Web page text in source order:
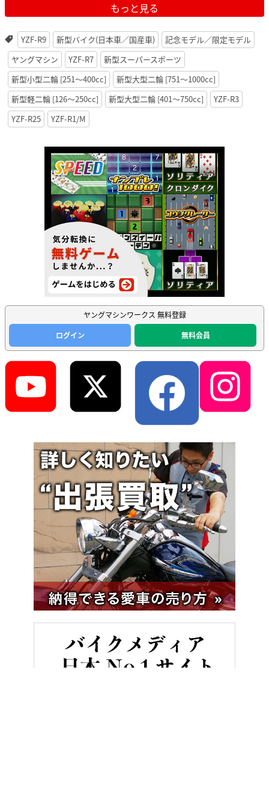
もっと見る
YZF-R9 新型バイク(日本車／国産車)
記念モデル／限定モデル
ヤングマシン
YZF-R7
新型スーパースポーツ
新型小型二輪 [251〜400cc]
新型大型二輪 [751〜1000cc]
新型軽二輪 [126〜250cc]
新型大型二輪 [401〜750cc]
YZF-R3
YZF-R25
YZF-R1/M
ヤングマシンワークス 無料登録
ログイン
無料会員